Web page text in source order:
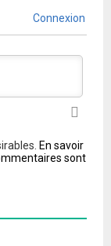
Connexion
En savoir
sont